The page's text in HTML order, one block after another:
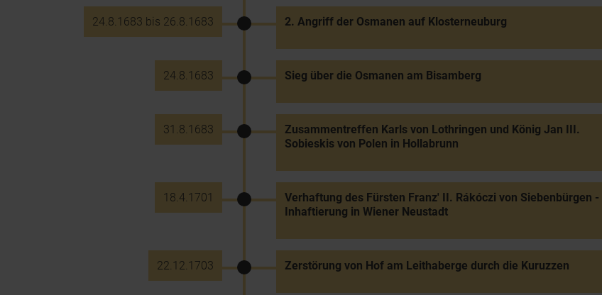
24.8.1683 bis 26.8.1683 2. Angriff der Osmanen auf Klosterneuburg
24.8.1683 Sieg über die Osmanen am Bisamberg
31.8.1683
Zusammentreffen Karls von Lothringen und König Jan III.
Sobieskis von Polen in Hollabrunn
18.4.1701
Verhaftung des Fürsten Franz' II. Rákóczi von Siebenbürgen -
Inhaftierung in Wiener Neustadt
22.12.1703 Zerstörung von Hof am Leithaberge durch die Kuruzzen